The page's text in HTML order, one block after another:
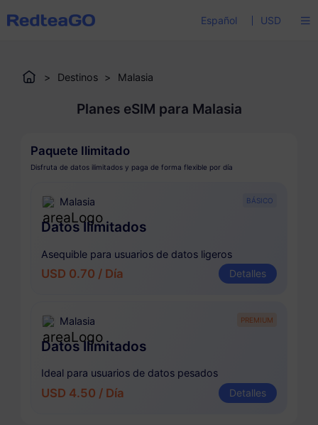
Español USD
> Destinos > Malasia
Planes eSIM para Malasia
Paquete Ilimitado
Disfruta de datos ilimitados y paga de forma flexible por día
Malasia
Datos Ilimitados
Asequible para usuarios de datos ligeros
USD 0.70 / Día Detalles
BÁSICO
Malasia
Datos Ilimitados
Ideal para usuarios de datos pesados
USD 4.50 / Día Detalles
PREMIUM